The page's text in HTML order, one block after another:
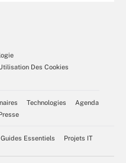
Des Cookies
Technologies
Agenda
Guides Essentiels Projets IT